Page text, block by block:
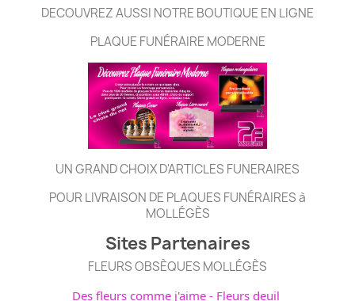
DECOUVREZ AUSSI NOTRE BOUTIQUE EN LIGNE
PLAQUE FUNÉRAIRE MODERNE
UN GRAND CHOIX D'ARTICLES FUNERAIRES
POUR LIVRAISON DE PLAQUES FUNÉRAIRES à
MOLLÉGÈS
Sites Partenaires
FLEURS OBSÈQUES MOLLÉGÈS
Des fleurs comme j'aime - Fleurs deuil